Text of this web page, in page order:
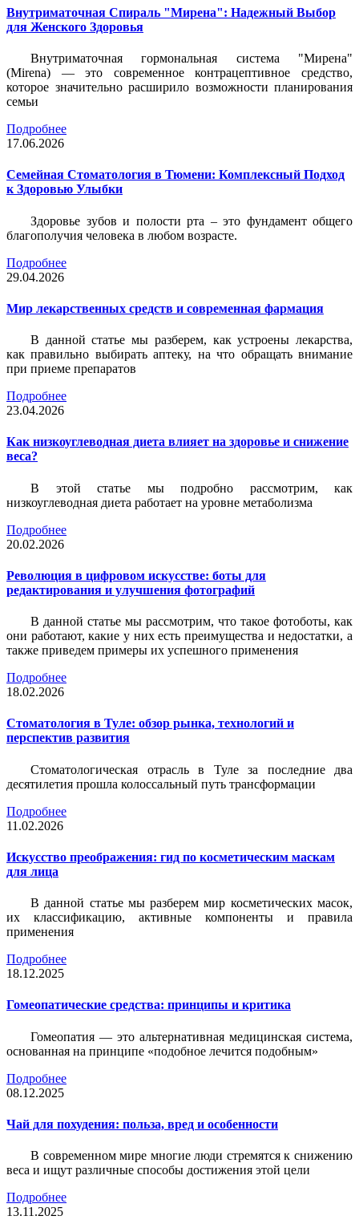
Внутриматочная Спираль "Мирена": Надежный Выбор
для Женского Здоровья
Внутриматочная гормональная система "Мирена"
(Mirena) — это современное контрацептивное средство,
которое значительно расширило возможности планирования
семьи
Подробнее
17.06.2026
Семейная Стоматология в Тюмени: Комплексный Подход
к Здоровью Улыбки
Здоровье зубов и полости рта – это фундамент общего
благополучия человека в любом возрасте.
Подробнее
29.04.2026
Мир лекарственных средств и современная фармация
В данной статье мы разберем, как устроены лекарства,
как правильно выбирать аптеку, на что обращать внимание
при приеме препаратов
Подробнее
23.04.2026
Как низкоуглеводная диета влияет на здоровье и снижение
веса?
В этой статье мы подробно рассмотрим, как
низкоуглеводная диета работает на уровне метаболизма
Подробнее
20.02.2026
Революция в цифровом искусстве: боты для
редактирования и улучшения фотографий
В данной статье мы рассмотрим, что такое фотоботы, как
они работают, какие у них есть преимущества и недостатки, а
также приведем примеры их успешного применения
Подробнее
18.02.2026
Стоматология в Туле: обзор рынка, технологий и
перспектив развития
Стоматологическая отрасль в Туле за последние два
десятилетия прошла колоссальный путь трансформации
Подробнее
11.02.2026
Искусство преображения: гид по косметическим маскам
для лица
В данной статье мы разберем мир косметических масок,
их классификацию, активные компоненты и правила
применения
Подробнее
18.12.2025
Гомеопатические средства: принципы и критика
Гомеопатия — это альтернативная медицинская система,
основанная на принципе «подобное лечится подобным»
Подробнее
08.12.2025
Чай для похудения: польза, вред и особенности
В современном мире многие люди стремятся к снижению
веса и ищут различные способы достижения этой цели
Подробнее
13.11.2025